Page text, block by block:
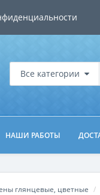
Все категории
НАШИ РАБОТЫ
глянцевые, цветные